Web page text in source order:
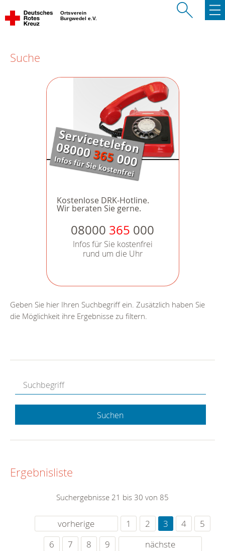
Ortsverein
Burgwedel e.V.
Suche
Kostenlose DRK-Hotline.
Wir beraten Sie gerne.
08000 365 000
Infos für Sie kostenfrei
rund um die Uhr
Geben Sie hier Ihren Suchbegriff ein. Zusätzlich haben Sie
die Möglichkeit ihre Ergebnisse zu filtern.
Suchen
Ergebnisliste
Suchergebnisse 21 bis 30 von 85
vorherige 1 2 3 4
5
6
7 8 9 nächste